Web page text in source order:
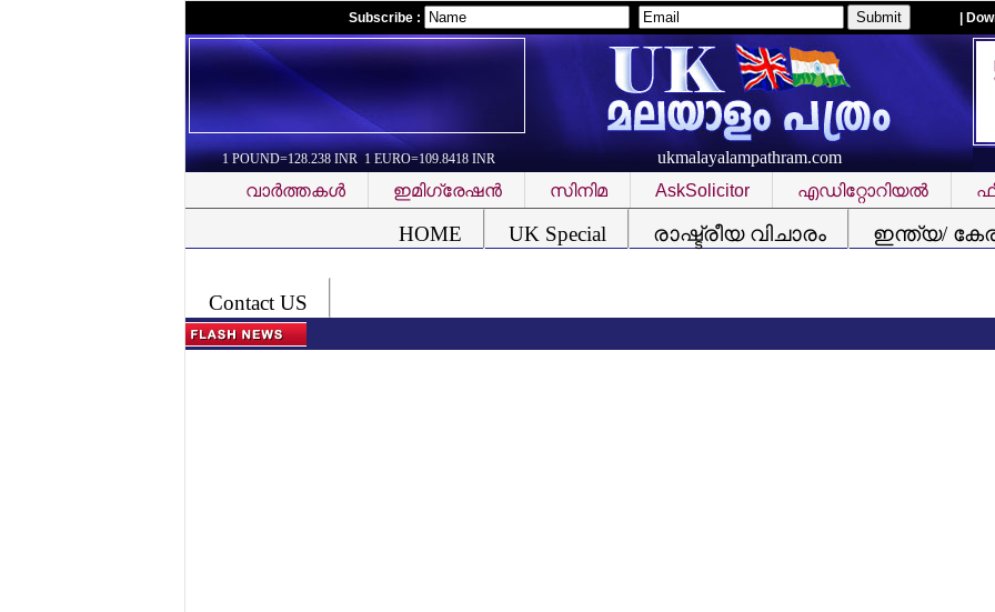
Subscribe : |
1 POUND=128.238 INR 1 EURO=109.8418 INR ukmalayalampathram.com
വാര്‍ത്തകള്‍ ഇമിഗ്രേഷന്‍ സിനിമ AskSolicitor എഡിറ്റോറിയല്‍
HOME UK Special രാഷ്ട്രീയ വിചാരം
ഇന്ത്യ/
Contact US